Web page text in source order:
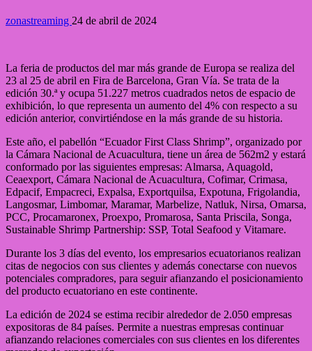
zonastreaming 24 de abril de 2024
La feria de productos del mar más grande de Europa se realiza del
23 al 25 de abril en Fira de Barcelona, ​​Gran Vía. Se trata de la
edición 30.ª y ocupa 51.227 metros cuadrados netos de espacio de
exhibición, lo que representa un aumento del 4% con respecto a su
edición anterior, convirtiéndose en la más grande de su historia.
Este año, el pabellón “Ecuador First Class Shrimp”, organizado por
la Cámara Nacional de Acuacultura, tiene un área de 562m2 y estará
conformado por las siguientes empresas: Almarsa, Aquagold,
Ceaexport, Cámara Nacional de Acuacultura, Cofimar, Crimasa,
Edpacif, Empacreci, Expalsa, Exportquilsa, Expotuna, Frigolandia,
Langosmar, Limbomar, Maramar, Marbelize, Natluk, Nirsa, Omarsa,
PCC, Procamaronex, Proexpo, Promarosa, Santa Priscila, Songa,
Sustainable Shrimp Partnership: SSP, Total Seafood y Vitamare.
Durante los 3 días del evento, los empresarios ecuatorianos realizan
citas de negocios con sus clientes y además conectarse con nuevos
potenciales compradores, para seguir afianzando el posicionamiento
del producto ecuatoriano en este continente.
La edición de 2024 se estima recibir alrededor de 2.050 empresas
expositoras de 84 países. Permite a nuestras empresas continuar
afianzando relaciones comerciales con sus clientes en los diferentes